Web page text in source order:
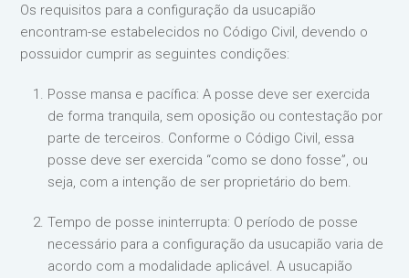
Os requisitos para a configuração da usucapião
encontram-se estabelecidos no Código Civil, devendo o
possuidor cumprir as seguintes condições:
Posse mansa e pacífica: A posse deve ser exercida
de forma tranquila, sem oposição ou contestação por
parte de terceiros. Conforme o Código Civil, essa
posse deve ser exercida “como se dono fosse”, ou
seja, com a intenção de ser proprietário do bem.
Tempo de posse ininterrupta: O período de posse
necessário para a configuração da usucapião varia de
acordo com a modalidade aplicável. A usucapião